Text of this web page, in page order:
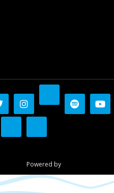
Powered by